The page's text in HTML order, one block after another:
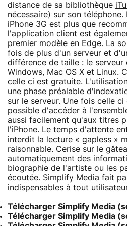
distance de sa bibliothèque
nécessaire) sur son
iPhone 3G est plus que
l'application client est
premier modèle en Edge. La
fois de plus d'un serveur et
différence de taille : le serveur
Windows, Mac OS X et Linux.
celle ci est gratuite.
une phase préalable
sur le serveur. Une fois celle
possible d'accéder à
aussi facilement qu'aux titres
l'iPhone. Le temps d'attente
interdit la lecture « gapless »
raisonnable. Cerise sur le
automatiquement des
biographie de l'artiste ou les
écoutée. Simplify Media fait
indispensables à tout
Télécharger Simplify Media
Télécharger Simplify Media